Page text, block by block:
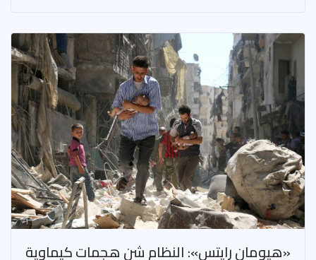
«هيومان رايتس»: النظام شن هجمات كيماوية